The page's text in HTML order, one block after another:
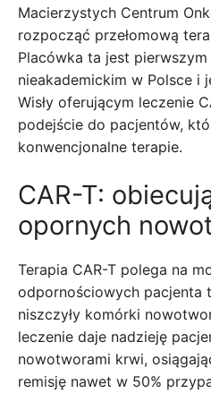
Macierzystych Centrum
rozpocząć przełomową
Placówka ta jest
nieakademickim w Polsce i
Wisły oferującym leczenie
podejście do pacjentów,
konwencjonalne terapie.
CAR-T:
opornych
Terapia CAR-T polega na
odpornościowych pacjenta
niszczyły komórki
leczenie daje nadzieję
nowotworami krwi,
remisję nawet w 50%